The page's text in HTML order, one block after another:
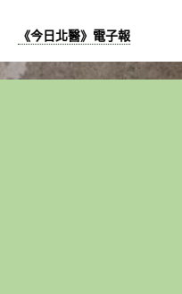
《今日北醫》電子報